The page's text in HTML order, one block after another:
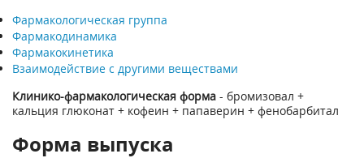
Фармакологическая группа
Фармакодинамика
Фармакокинетика
Взаимодействие с другими веществами
Клинико-фармакологическая форма - бромизовал +
кальция глюконат + кофеин + папаверин + фенобарбитал
Форма выпуска